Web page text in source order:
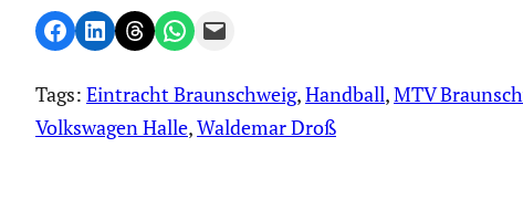
Share on Facebook
Share on LinkedIn
Share on Threads
Share on WhatsApp
Email this Page
Tags: Eintracht Braunschweig, Handball, MTV
Volkswagen Halle, Waldemar Droß